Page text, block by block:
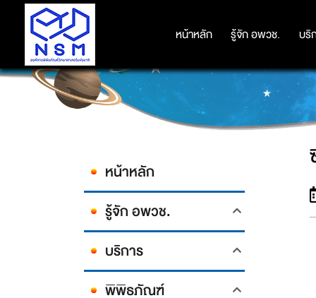
หน้าหลัก รู้จัก อพวช. บริ
หน้าหลัก รู้จัก อพวช. บริ
หน้าหลัก
รู้จัก อพวช.
บริการ
พิพิธภัณฑ์